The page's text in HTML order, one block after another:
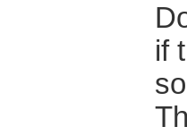
if